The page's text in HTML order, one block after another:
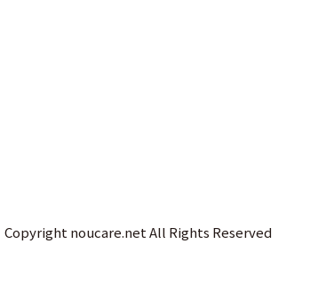
Copyright noucare.net All Rights Reserved